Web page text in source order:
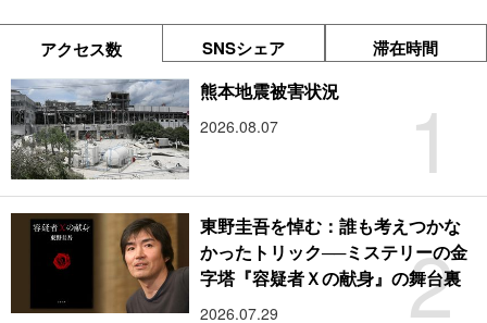
アクセス数 SNSシェア 滞在時間
1
熊本地震被害状況
2026.08.07
2
東野圭吾を悼む：誰も考えつかな
かったトリック──ミステリーの金
字塔『容疑者Ｘの献身』の舞台裏
2026.07.29